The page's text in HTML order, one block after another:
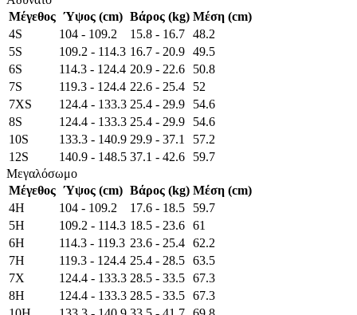
Μέγεθος Ύψος (cm) Βάρος (kg) Μέση (cm)
4S
104 - 109.2 15.8 - 16.7 48.2
5S
109.2 - 114.3 16.7 - 20.9 49.5
6S
114.3 - 124.4 20.9 - 22.6
50.8
7S
119.3 - 124.4 22.6 - 25.4
52
7XS
124.4 - 133.3 25.4 - 29.9
54.6
8S
124.4 - 133.3 25.4 - 29.9
54.6
10S
133.3 - 140.9 29.9 - 37.1
57.2
12S
140.9 - 148.5 37.1 - 42.6
59.7
Μεγαλόσωμο
Μέγεθος Ύψος (cm) Βάρος (kg) Μέση (cm)
4H
104 - 109.2 17.6 - 18.5
59.7
5H
109.2 - 114.3 18.5 - 23.6 61
6H
114.3 - 119.3 23.6 - 25.4 62.2
7H
119.3 - 124.4 25.4 - 28.5 63.5
7X
124.4 - 133.3 28.5 - 33.5 67.3
8H
124.4 - 133.3 28.5 - 33.5 67.3